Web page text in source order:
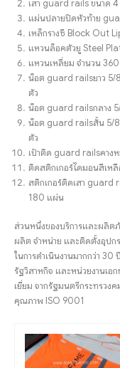
เสา guard rails ขนาด
แผ่นปลายปิดหัวท้าย
เหล็กรางซี Block Out
แหวนล็อคตัวยู Steel
แหวนเหลี่ยม จำนวน
น็อต guard railsยาว 5/
ตัว
น็อต guard railsกลาง
น็อต guard railsสั้น 5/8
ตัว
เป้าติด guard railsคาง
ติดสติกเกอร์ไดมอนสีเหลื
สติกเกอร์ติดเสา guard
180 แผ่น
ส่วนหนึ่งของบริการและผลิต
ผลิต จำหน่าย และติดตั้งอุป
ในการดำเนินงานมากกว่า 30
รัฐวิสาหกิจ และหน่วยงานเ
เยี่ยม จากรัฐมนตรีกระทรวง
คุณภาพ ISO 9001